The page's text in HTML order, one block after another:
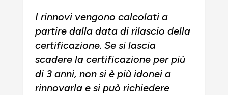
I rinnovi vengono calcolati a
partire dalla data di rilascio della
certificazione. Se si lascia
scadere la certificazione per più
di 3 anni, non si è più idonei a
rinnovarla e si può richiedere